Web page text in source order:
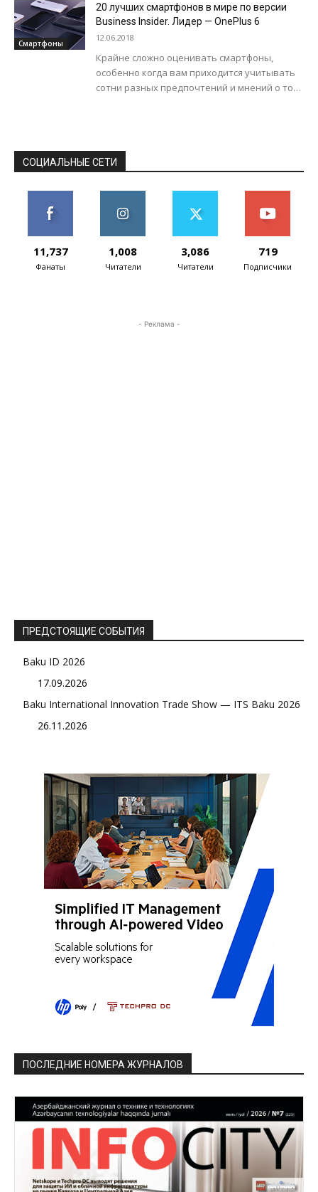
Software (https://www.quest.com/),
международным разработчиком
программного обеспечения для
управления,...
Смартфоны
20 лучших смартфонов в мире по версии
Business Insider. Лидер — OnePlus 6
12.06.2018
Крайне сложно оценивать смартфоны,
особенно когда вам приходится учитывать
сотни разных предпочтений и мнений о том,
СОЦИАЛЬНЫЕ СЕТИ
11,737
Фанаты
1,008
Читатели
3,086
Читатели
719
Подписчики
- Реклама -
ПРЕДСТОЯЩИЕ СОБЫТИЯ
Baku ID 2026
17.09.2026
Baku International Innovation Trade Show — ITS Baku 2026
26.11.2026
ПОСЛЕДНИЕ НОМЕРА ЖУРНАЛОВ